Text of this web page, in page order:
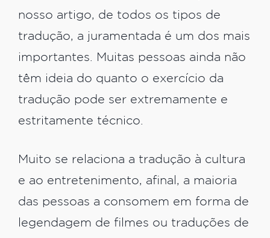
nosso artigo, de todos os tipos de
tradução, a juramentada é um dos mais
importantes. Muitas pessoas ainda não
têm ideia do quanto o exercício da
tradução pode ser extremamente e
estritamente técnico.
Muito se relaciona a tradução à cultura
e ao entretenimento, afinal, a maioria
das pessoas a consomem em forma de
legendagem de filmes ou traduções de